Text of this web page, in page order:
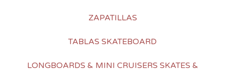
ZAPATILLAS
TABLAS SKATEBOARD
LONGBOARDS & MINI CRUISERS SKATES &